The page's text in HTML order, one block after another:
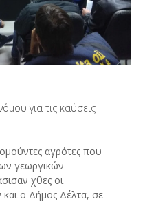
για τις καύσεις
αγρότες που
γεωργικών
χθες οι
ο Δήμος Δέλτα, σε